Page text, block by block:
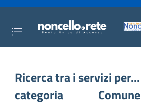
Ricerca tra i servizi per...
categoria
Comune